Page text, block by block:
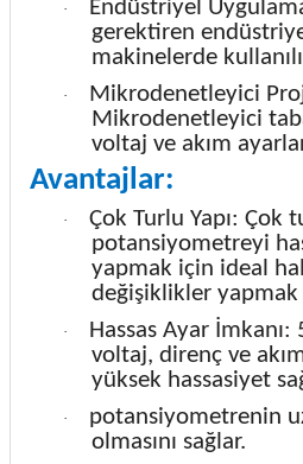
·
Endüstriyel
gerektiren
makinelerde
·
Mikrodenetleyici
Mikrodenetleyici
voltaj ve akım
Avantajlar:
·
Çok Turlu Yapı: Çok
potansiyometreyi
yapmak için ideal
değişiklikler yapmak
·
Hassas Ayar
voltaj, direnç ve
yüksek hassasiyet
·
potansiyometrenin
olmasını sağlar.